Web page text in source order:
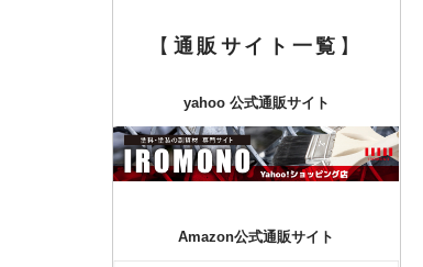
【 通販サイト一覧 】
yahoo 公式通販サイト
Amazon公式通販サイト